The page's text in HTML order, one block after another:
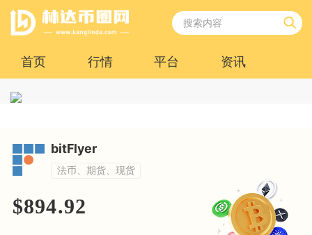
首页 行情 平台 资讯
bitFlyer
法币、期货、现货
$894.92